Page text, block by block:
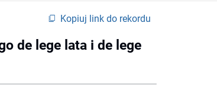
Kopiuj link do rekordu
de lege lata i de lege